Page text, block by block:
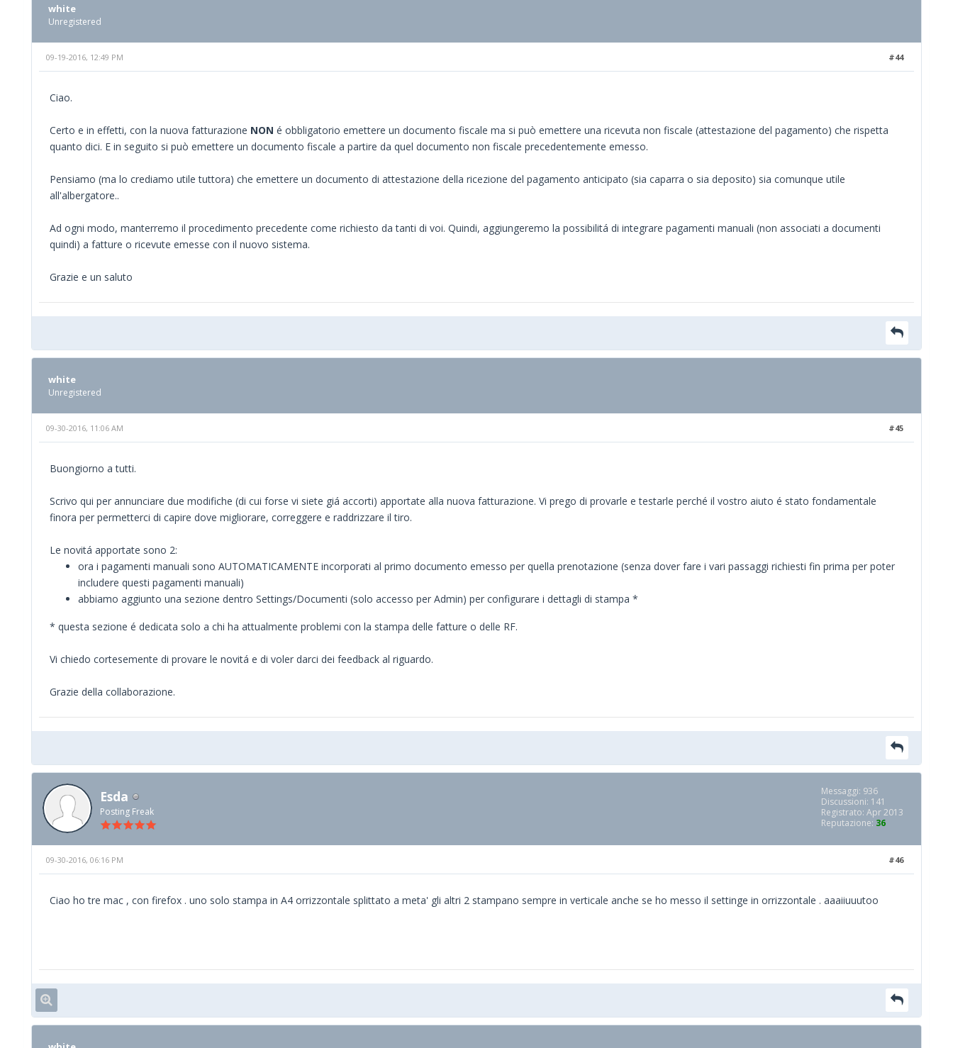
white
Unregistered
#44
09-19-2016, 12:49 PM
Ciao.
Certo e in effetti, con la nuova fatturazione NON é obbligatorio emettere un documento fiscale ma si può emettere una ricevuta non fiscale (attestazione del pagamento) che rispetta
quanto dici. E in seguito si può emettere un documento fiscale a partire da quel documento non fiscale precedentemente emesso.
Pensiamo (ma lo crediamo utile tuttora) che emettere un documento di attestazione della ricezione del pagamento anticipato (sia caparra o sia deposito) sia comunque utile
all'albergatore..
Ad ogni modo, manterremo il procedimento precedente come richiesto da tanti di voi. Quindi, aggiungeremo la possibilitá di integrare pagamenti manuali (non associati a documenti
quindi) a fatture o ricevute emesse con il nuovo sistema.
Grazie e un saluto
white
Unregistered
#45
09-30-2016, 11:06 AM
Buongiorno a tutti.
Scrivo qui per annunciare due modifiche (di cui forse vi siete giá accorti) apportate alla nuova fatturazione. Vi prego di provarle e testarle perché il vostro aiuto é stato fondamentale
finora per permetterci di capire dove migliorare, correggere e raddrizzare il tiro.
Le novitá apportate sono 2:
ora i pagamenti manuali sono AUTOMATICAMENTE incorporati al primo documento emesso per quella prenotazione (senza dover fare i vari passaggi richiesti fin prima per poter
includere questi pagamenti manuali)
abbiamo aggiunto una sezione dentro Settings/Documenti (solo accesso per Admin) per configurare i dettagli di stampa *
* questa sezione é dedicata solo a chi ha attualmente problemi con la stampa delle fatture o delle RF.
Vi chiedo cortesemente di provare le novitá e di voler darci dei feedback al riguardo.
Grazie della collaborazione.
Esda
Posting Freak
Messaggi: 936
Discussioni: 141
Registrato: Apr 2013
Reputazione: 36
#46
09-30-2016, 06:16 PM
Ciao ho tre mac , con firefox . uno solo stampa in A4 orrizzontale splittato a meta' gli altri 2 stampano sempre in verticale anche se ho messo il settinge in orrizzontale . aaaiiuuutoo